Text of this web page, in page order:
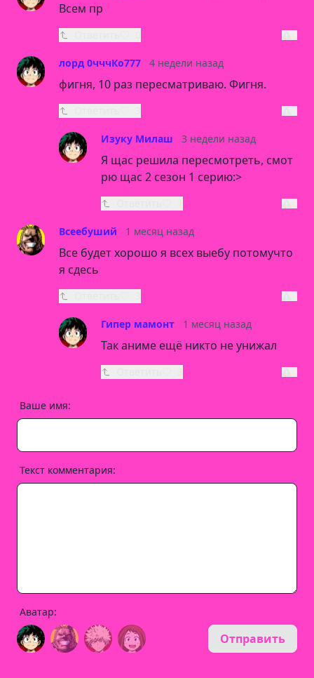
Всем пр
лорд 0чччКо777 4 недели назад
фигня, 10 раз пересматриваю. Фигня.
Изуку Милаш 3 недели назад
Я щас решила пересмотреть, смот
рю щас 2 сезон 1 серию:>
Всеебуший 1 месяц назад
Все будет хорошо я всех выебу потомучто
я сдесь
Гипер мамонт 1 месяц назад
Так аниме ещё никто не унижал
Ваше имя:
Текст комментария:
Аватар:
Отправить